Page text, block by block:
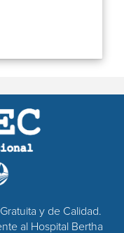
y de Calidad.
al Hospital Bertha